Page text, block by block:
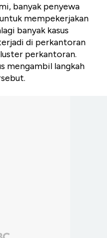
banyak penyewa
mempekerjakan
banyak kasus
di perkantoran
perkantoran.
mengambil langkah